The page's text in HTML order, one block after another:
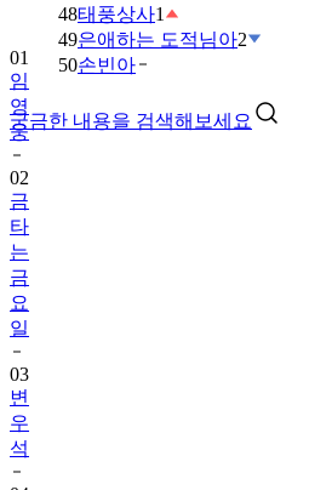
48태풍상사1
49은애하는 도적님아2
50손빈아
궁금한 내용을 검색해보세요
01
임
영
웅
02
금
타
는
금
요
일
03
변
우
석